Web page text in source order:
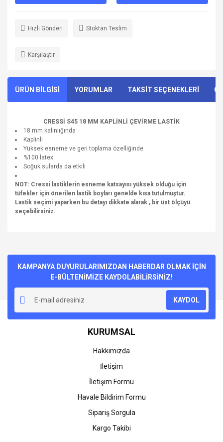
Hızlı Gönderi Stoktan Teslim
Karşılaştır
ÜRÜN BİLGİSİ YORUMLAR TAKSİT SEÇENEKLERİ
CRESSİ S45 18 MM KAPLİNLİ ÇEVİRME LASTİK
18 mm kalınlığında
Kaplinli
Yüksek esneme ve geri toplama özelliğinde
%100 latex
Soğuk sularda da etkili
NOT: Cressi lastiklerin esneme katsayısı yüksek olduğu için
tüfekler için önerilen lastik boyları genelde kısa tutulmuştur.
Lastik seçimi yaparken bu detayı dikkate alarak , bir üst ölçüyü
seçebilirsiniz.
Yorum Yaz
kullanarak tarafımıza iletebilirsiniz.
Görüş ve önerileriniz için teşekkür ederiz.
Ürün resmi kalitesiz, bozuk veya görüntülenemiyor.
Ürün açıklamasında eksik bilgiler bulunuyor.
Ürün bilgilerinde hatalar bulunuyor.
Ürün fiyatı diğer sitelerden daha pahalı.
Gönder
KAMPANYA DUYURULARIMIZDAN HABERDAR OLMAK İÇİN
E-BÜLTENİMİZE KAYDOLABİLİRSİNİZ!
KAYDOL
KURUMSAL
Hakkımızda
İletişim
İletişim Formu
Havale Bildirim Formu
Sipariş Sorgula
Kargo Takibi